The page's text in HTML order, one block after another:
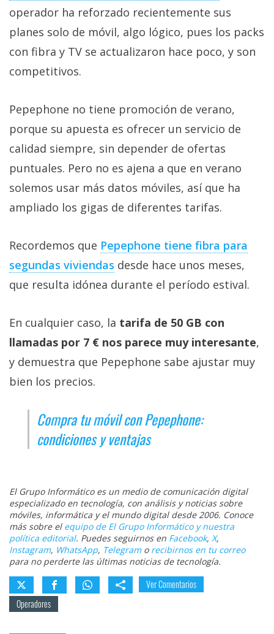
operador ha reforzado recientemente sus
planes solo de móvil, algo lógico, pues los packs
con fibra y TV se actualizaron hace poco, y son
competitivos.
Pepephone no tiene promoción de verano,
porque su apuesta es ofrecer un servicio de
calidad siempre, sin depender de ofertas
puntuales. Pero no es ajena a que en verano
solemos usar más datos móviles, así que ha
ampliado los gigas de diferentes tarifas.
Recordemos que Pepephone tiene fibra para
segundas viviendas‎ desde hace unos meses,
que resulta idónea durante el período estival.
En cualquier caso, la tarifa de 50 GB con
llamadas por 7 € nos parece muy interesante,
y demuestra que Pepephone sabe ajustar muy
bien los precios.
Compra tu móvil con Pepephone:
condiciones y ventajas
El Grupo Informático es un medio de comunicación digital
especializado en tecnología, con análisis y noticias sobre
móviles, informática y el mundo digital desde 2006. Conoce
más sobre el equipo de El Grupo Informático y nuestra
política editorial. Puedes seguirnos en Facebook, X,
Instagram, WhatsApp, Telegramo recibirnos en tu correo
para no perderte las últimas noticias de tecnología.
Ver Comentarios
Operadores